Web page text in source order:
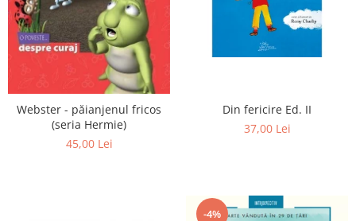
Webster - păianjenul fricos
(seria Hermie)
45,00 Lei
Din fericire Ed. II
37,00 Lei
-4%